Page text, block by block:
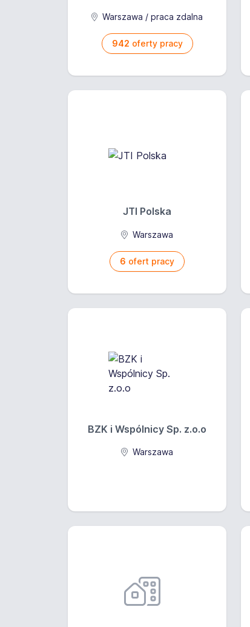
Warszawa / praca zdalna
942 oferty pracy
JTI Polska
Warszawa
6 ofert pracy
BZK i Wspólnicy Sp. z.o.o
Warszawa